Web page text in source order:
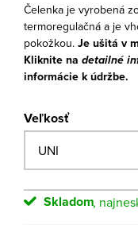
Čelenka je vyrobená
termoregulačná a je
pokožkou. Je ušitá v
Kliknite na detailné
informácie k údržbe.
Veľkosť
Skladom